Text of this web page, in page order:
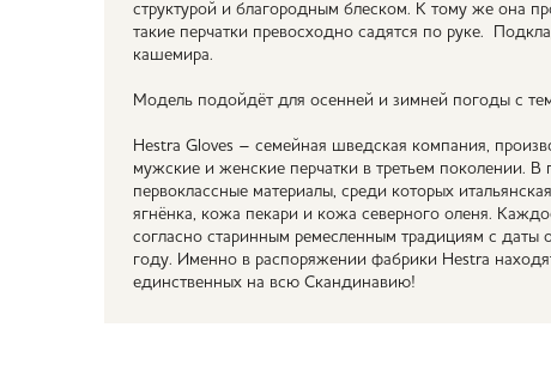
структурой и благородным блеском. К тому же она
такие перчатки превосходно садятся по руке.
кашемира.
Модель подойдёт для осенней и зимней погоды с
Hestra Gloves – семейная шведская компания,
мужские и женские перчатки в третьем поколении. В
первоклассные материалы, среди которых
ягнёнка, кожа пекари и кожа северного оленя.
согласно старинным ремесленным традициям с даты
году. Именно в распоряжении фабрики Hestra
единственных на всю Скандинавию!